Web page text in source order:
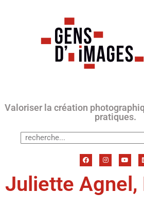
Valoriser la création
pratiques.
Juliette Agnel,